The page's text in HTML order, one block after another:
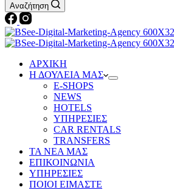
Αναζήτηση
ΑΡΧΙΚΗ
Η ΔΟΥΛΕΙΑ ΜΑΣ
Ε-SHOPS
NEWS
HOTELS
ΥΠΗΡΕΣΙΕΣ
CAR RENTALS
TRANSFERS
ΤΑ ΝΕΑ ΜΑΣ
ΕΠΙΚΟΙΝΩΝΙΑ
ΥΠΗΡΕΣΙΕΣ
ΠΟΙΟΙ ΕΙΜΑΣΤΕ